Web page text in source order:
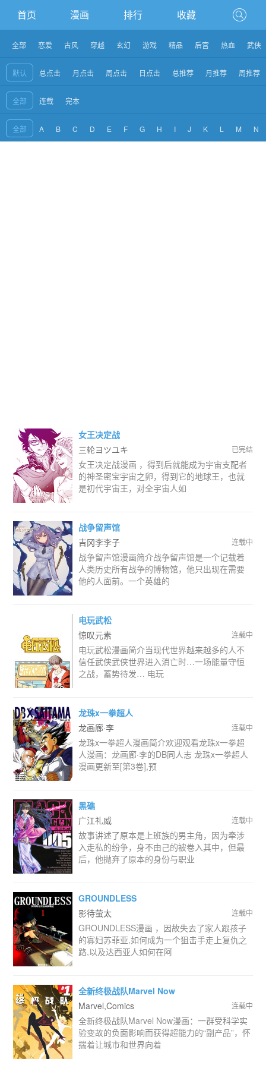
首页 漫画 排行 收藏
全部 恋爱 古风 穿越 玄幻 游戏 精品 后宫 热血 武侠
默认 总点击 月点击 周点击 日点击 总推荐 月推荐 周推荐
全部 连载 完本
全部 A B C D E F G H I J K L M N
女王决定战
三轮ヨツユキ
已完结
女王决定战漫画 ，得到后就能成为宇宙支配者
的神圣密宝宇宙之卵，得到它的地球王，也就
是初代宇宙王，对全宇宙人如
战争留声馆
吉冈李李子
连载中
战争留声馆漫画简介战争留声馆是一个记载着
人类历史所有战争的博物馆，他只出现在需要
他的人面前。一个英雄的
电玩武松
惊叹元素
连载中
电玩武松漫画简介当现代世界越来越多的人不
信任武侠武侠世界进入消亡时…一场能量守恒
之战，蓄势待发… 电玩
龙珠x一拳超人
龙画廊·李
连载中
龙珠x一拳超人漫画简介欢迎观看龙珠x一拳超
人漫画：龙画廊·李的DB同人志 龙珠x一拳超人
漫画更新至[第3卷],预
黑礁
广江礼威
连载中
故事讲述了原本是上班族的男主角，因为牵涉
入走私的纷争，身不由己的被卷入其中，但最
后，他抛弃了原本的身份与职业
GROUNDLESS
影待萤太
连载中
GROUNDLESS漫画 ，因故失去了家人跟孩子
的寡妇苏菲亚,如何成为一个狙击手走上复仇之
路,以及达西亚人如何在阿
全新终极战队Marvel Now
Marvel,Comics
连载中
全新终极战队Marvel Now漫画：一群受科学实
验变故的负面影响而获得超能力的“副产品”，怀
揣着让城市和世界向着